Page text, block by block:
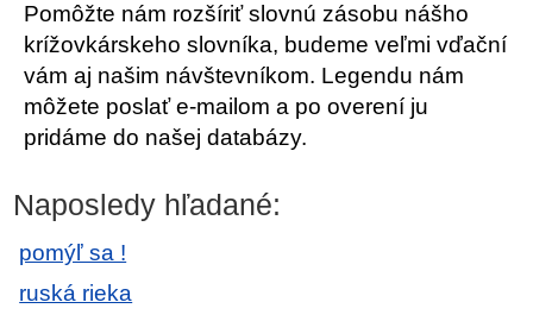
Pomôžte nám rozšíriť slovnú zásobu nášho
krížovkárskeho slovníka, budeme veľmi vďační
vám aj našim návštevníkom. Legendu nám
môžete poslať e-mailom a po overení ju
pridáme do našej databázy.
Naposledy hľadané:
pomýľ sa !
ruská rieka